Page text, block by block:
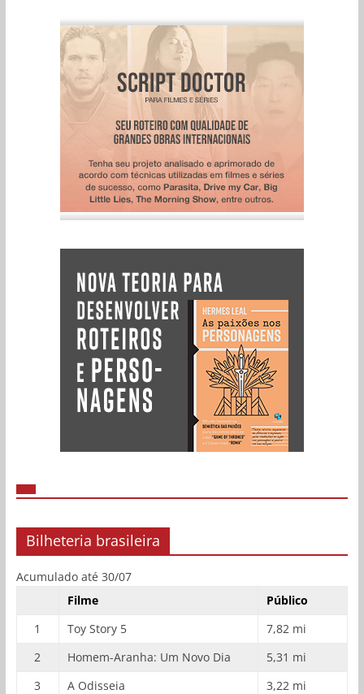
Bilheteria brasileira
Acumulado até 30/07
Filme
Público
1
Toy Story 5
7,82 mi
2
Homem-Aranha: Um Novo Dia
5,31 mi
3
A Odisseia
3,22 mi